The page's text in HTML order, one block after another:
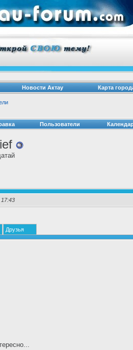
Новости Актау Карта
Пользователи
17:43
Друзья